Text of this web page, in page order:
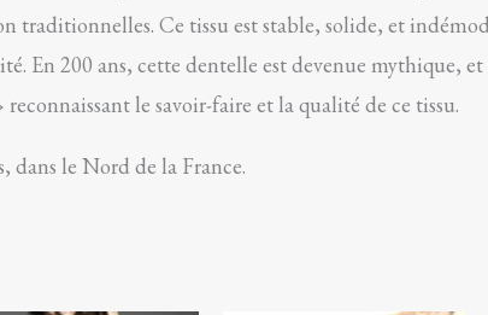
traditionnelles. Ce tissu est stable, solide, et
En 200 ans, cette dentelle est devenue mythique,
le savoir-faire et la qualité de ce tissu.
dans le Nord de la France.